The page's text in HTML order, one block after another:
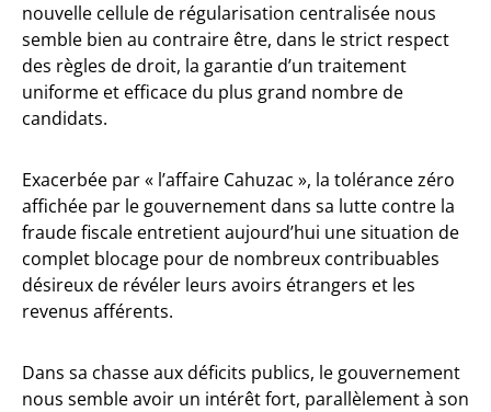
nouvelle cellule de régularisation centralisée nous
semble bien au contraire être, dans le strict respect
des règles de droit, la garantie d’un traitement
uniforme et efficace du plus grand nombre de
candidats.
Exacerbée par « l’affaire Cahuzac », la tolérance zéro
affichée par le gouvernement dans sa lutte contre la
fraude fiscale entretient aujourd’hui une situation de
complet blocage pour de nombreux contribuables
désireux de révéler leurs avoirs étrangers et les
revenus afférents.
Dans sa chasse aux déficits publics, le gouvernement
nous semble avoir un intérêt fort, parallèlement à son